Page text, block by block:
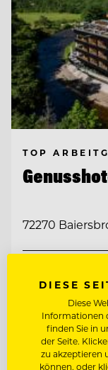
TOP
72270
Entdecke alle
DIESE
Diese
Informationen
finden Sie in
der Seite.
zu akzeptieren
können, oder